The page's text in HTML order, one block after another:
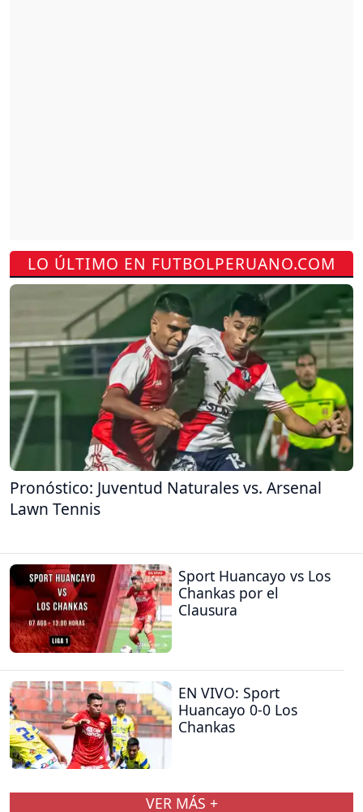
LO ÚLTIMO EN FUTBOLPERUANO.COM
Pronóstico: Juventud Naturales vs. Arsenal
Lawn Tennis
Sport Huancayo vs Los
Chankas por el
Clausura
EN VIVO: Sport
Huancayo 0-0 Los
Chankas
VER MÁS +